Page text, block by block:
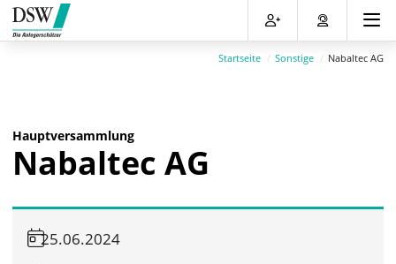
Direkt
zum
Inhalt
Direkt
zum
Hauptmenu
Direkt
zur
Suche
Direkt
zum
Footer
Startseite Sonstige Nabaltec AG
Hauptversammlung
Nabaltec AG
25.06.2024